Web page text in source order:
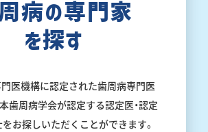
病の専門家
を探す
医機構に認定された歯周病専門医
歯周病学会が認定する認定医・認定
お探しいただくことができます。